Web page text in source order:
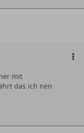
mit
das ich nen